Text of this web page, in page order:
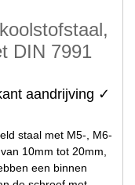
DIN 7991
aandrijving ✓
staal met M5-, M6-
10mm tot 20mm,
een binnen